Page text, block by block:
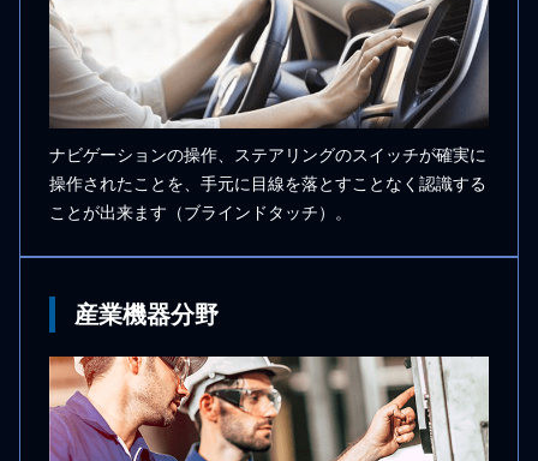
ナビゲーションの操作、ステアリングのスイッチが確実に
操作されたことを、⼿元に⽬線を落とすことなく認識する
ことが出来ます（ブラインドタッチ）。
産業機器分野